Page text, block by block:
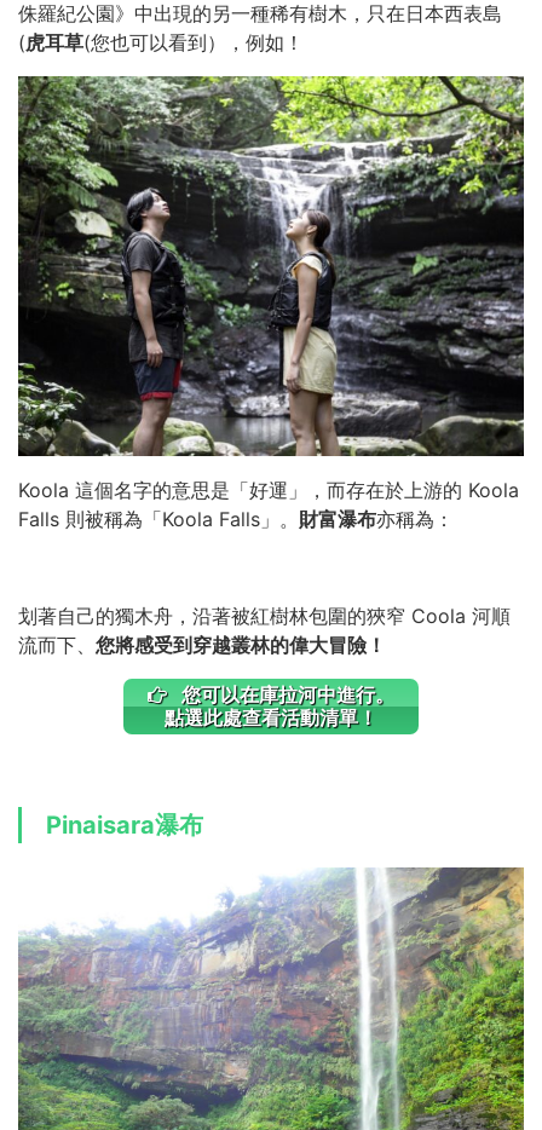
侏羅紀公園》中出現的另一種稀有樹木，只在日本西表島
(虎耳草(您也可以看到），例如！
Koola 這個名字的意思是「好運」，而存在於上游的 Koola
Falls 則被稱為「Koola Falls」。 財富瀑布亦稱為：
划著自己的獨木舟，沿著被紅樹林包圍的狹窄 Coola 河順
流而下、 您將感受到穿越叢林的偉大冒險！
您可以在庫拉河中進行。
點選此處查看活動清單！
Pinaisara瀑布